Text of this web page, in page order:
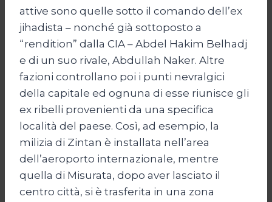
attive sono quelle sotto il comando dell’ex
jihadista – nonché già sottoposto a
“rendition” dalla CIA – Abdel Hakim Belhadj
e di un suo rivale, Abdullah Naker. Altre
fazioni controllano poi i punti nevralgici
della capitale ed ognuna di esse riunisce gli
ex ribelli provenienti da una specifica
località del paese. Così, ad esempio, la
milizia di Zintan è installata nell’area
dell’aeroporto internazionale, mentre
quella di Misurata, dopo aver lasciato il
centro città, si è trasferita in una zona